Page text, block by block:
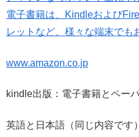
電子書籍は、Kindleおよび
レットなど、様々な端末でも
www.amazon.co.jp
kindle出版：電子書籍とペー
英語と日本語（同じ内容です